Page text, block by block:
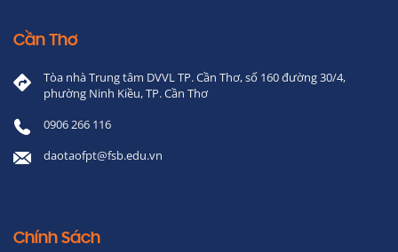
Cần Thơ
Tòa nhà Trung tâm DVVL TP. Cần Thơ, số 160 đường 30/4,
phường Ninh Kiều, TP. Cần Thơ
0906 266 116
daotaofpt@fsb.edu.vn
Chính Sách